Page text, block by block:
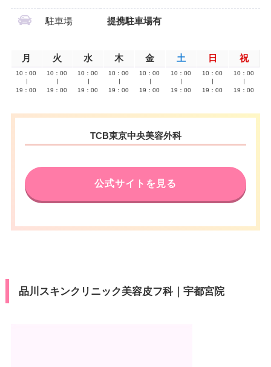
駐車場 提携駐車場有
月 火 水 木 金 土 日 祝
10：00
19：00
10：00
19：00
10：00
19：00
10：00
19：00
10：00
19：00
10：00
19：00
10：00
19：00
10：00
19：00
TCB東京中央美容外科
公式サイトを見る
品川スキンクリニック美容皮フ科｜宇都宮院